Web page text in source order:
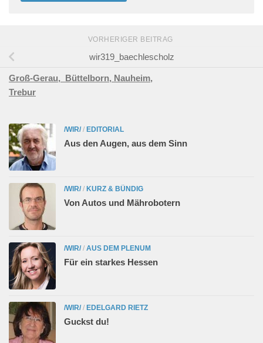
VORHERIGER BEITRAG
wir319_baechlescholz
Groß-Gerau, Büttelborn, Nauheim,
Trebur
/WIR/ / EDITORIAL
Aus den Augen, aus dem Sinn
/WIR/ / KURZ & BÜNDIG
Von Autos und Mährobotern
/WIR/ / AUS DEM PLENUM
Für ein starkes Hessen
/WIR/ / EDELGARD RIETZ
Guckst du!